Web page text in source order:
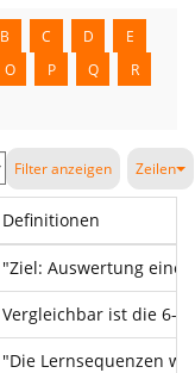
B C D
E
O P Q
R
Filter anzeigen Zeilen
Definitionen
"Ziel: Auswertung
Vergleichbar ist die 6-
"Die Lernsequenzen